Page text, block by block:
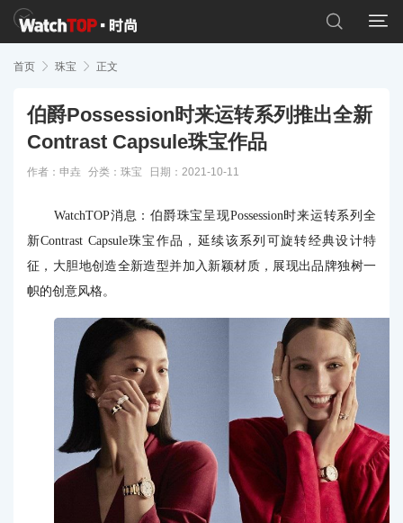


首页  珠宝  正文
伯爵Possession时来运转系列推出全新
Contrast Capsule珠宝作品
作者：申垚 分类： 珠宝 日期：2021-10-11
WatchTOP消息：伯爵珠宝呈现Possession时来运转系列全
新Contrast Capsule珠宝作品，延续该系列可旋转经典设计特
征，大胆地创造全新造型并加入新颖材质，展现出品牌独树一
帜的创意风格。